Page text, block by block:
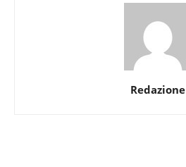
Redazione